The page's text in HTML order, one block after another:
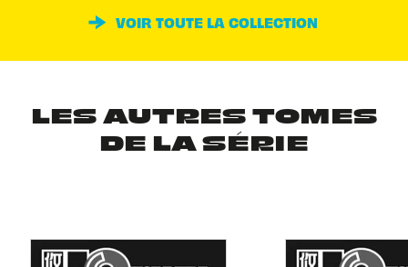
VOIR TOUTE LA COLLECTION
LES AUTRES TOMES
DE LA SÉRIE